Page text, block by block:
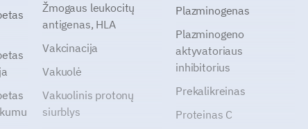
Žmogaus leukocitų
antigenas, HLA
Vakcinacija
Vakuolė
Vakuolinis protonų
siurblys
Plazminogenas
Plazminogeno
aktyvatoriaus
inhibitorius
Prekalikreinas
Proteinas C